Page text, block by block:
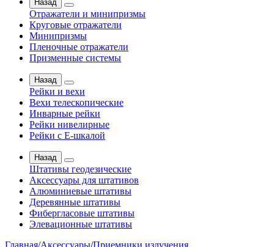
Назад
Отражатели и минипризмы
Круговые отражатели
Минипризмы
Пленочные отражатели
Призменные системы
Назад
Рейки и вехи
Вехи телескопические
Инварные рейки
Рейки нивелирные
Рейки с Е-шкалой
Назад
Штативы геодезические
Аксессуары для штативов
Алюминиевые штативы
Деревянные штативы
Фибергласовые штативы
Элевационные штативы
Главная/Аксессуары/Приемники излучения